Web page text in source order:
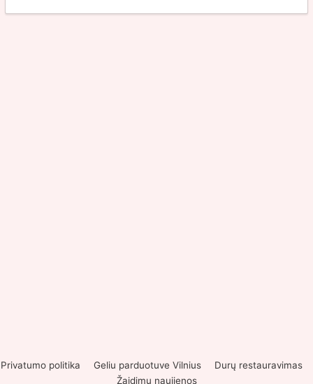
Privatumo politika Geliu parduotuve Vilnius
Durų restauravimas
Žaidimų naujienos